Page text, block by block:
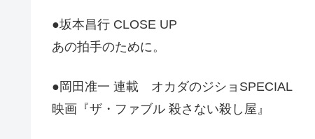
●坂本昌行 CLOSE UP
あの拍手のために。
●岡田准一 連載 オカダのジショSPECIAL
映画『ザ・ファブル 殺さない殺し屋』